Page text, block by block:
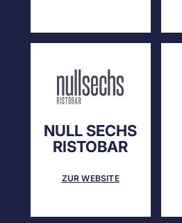
NULL SECHS
RISTOBAR
ZUR WEBSITE